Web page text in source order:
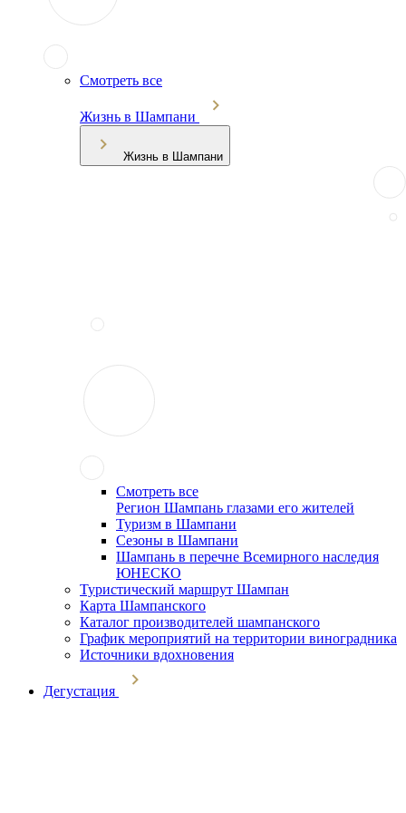
Смотреть все
Жизнь в Шампани
Жизнь в Шампани
Смотреть все
Регион Шампань глазами его жителей
Туризм в Шампани
Сезоны в Шампани
Шампань в перечне Всемирного наследия
ЮНЕСКО
Туристический маршрут Шампан
Карта Шампанского
Каталог производителей шампанского
График мероприятий на территории виноградника
Источники вдохновения
Дегустация